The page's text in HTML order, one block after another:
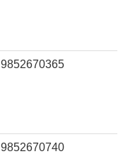
9852670365
9852670740